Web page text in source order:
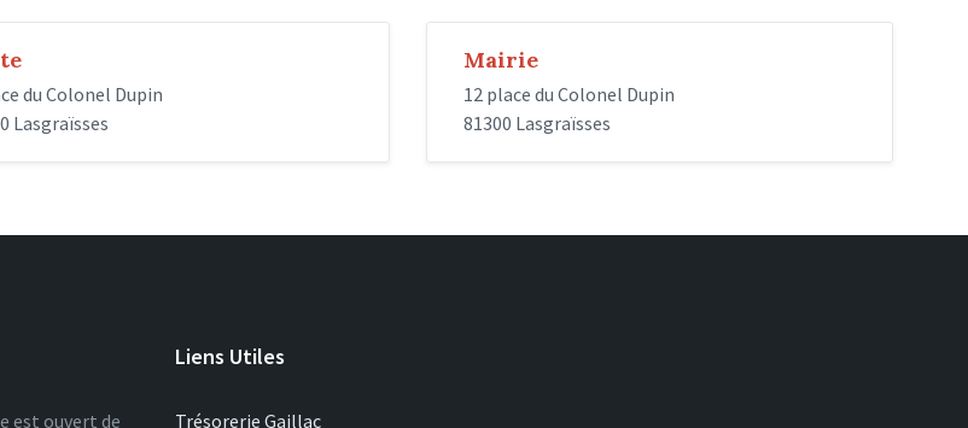
du Colonel Dupin
Lasgraïsses
Mairie
12 place du Colonel Dupin
81300 Lasgraïsses
est ouvert de
Liens Utiles
Trésorerie Gaillac